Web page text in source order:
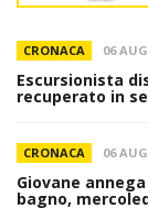
CRONACA 06
Escursionista
recuperato in
CRONACA 06
Giovane
bagno,